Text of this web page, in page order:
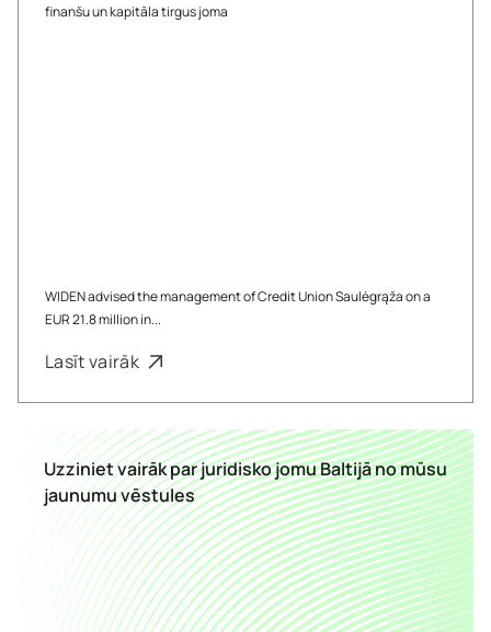
finanšu un kapitāla tirgus joma
WIDEN advised the management of Credit Union Saulėgrąža on a
EUR 21.8 million in...
Lasīt vairāk
Uzziniet vairāk par juridisko jomu Baltijā no mūsu
jaunumu vēstules